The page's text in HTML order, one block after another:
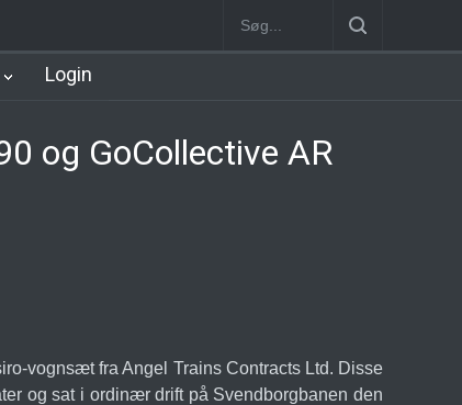
Nørrebro B Station [1886-1930] Nørrebro A Station
Login
og GoCollective AR
vognsæt fra Angel Trains Contracts Ltd. Disse
og sat i ordinær drift på Svendborgbanen den